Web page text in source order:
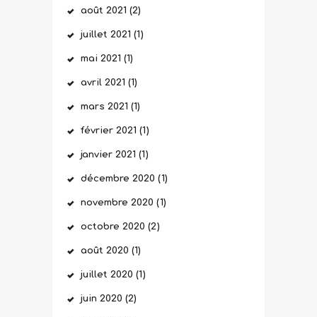
août 2021 (2)
juillet2021 (1)
mai 2021 (1)
avril 2021 (1)
mars 2021 (1)
février2021 (1)
janvier2021 (1)
décembre2020 (1)
novembre2020 (1)
octobre2020 (2)
août 2020 (1)
juillet2020 (1)
juin 2020 (2)